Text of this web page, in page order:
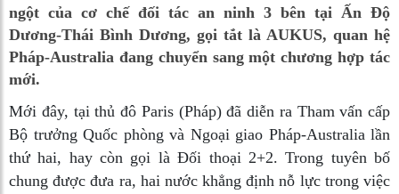
ngột của cơ chế đối tác an ninh 3 bên tại Ấn Độ
Dương-Thái Bình Dương, gọi tắt là AUKUS, quan hệ
Pháp-Australia đang chuyển sang một chương hợp tác
mới.
Mới đây, tại thủ đô Paris (Pháp) đã diễn ra Tham vấn cấp
Bộ trưởng Quốc phòng và Ngoại giao Pháp-Australia lần
thứ hai, hay còn gọi là Đối thoại 2+2. Trong tuyên bố
chung được đưa ra, hai nước khẳng định nỗ lực trong việc